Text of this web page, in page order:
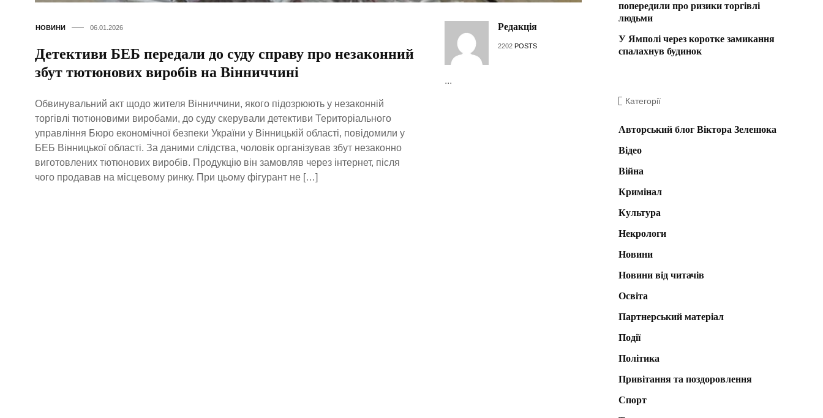
НОВИНИ 06.01.2026
Детективи БЕБ передали до суду справу про незаконний
збут тютюнових виробів на Вінниччині
Обвинувальний акт щодо жителя Вінниччини, якого підозрюють у незаконній
торгівлі тютюновими виробами, до суду скерували детективи Територіального
управління Бюро економічної безпеки України у Вінницькій області, повідомили у
БЕБ Вінницької області. За даними слідства, чоловік організував збут незаконно
виготовлених тютюнових виробів. Продукцію він замовляв через інтернет, після
чого продавав на місцевому ринку. При цьому фігурант не […]
Редакція
2202 POSTS
...
попередили про ризики торгівлі
людьми
У Ямполі через коротке замикання
спалахнув будинок
Категорії
Авторський блог Віктора Зеленюка
Відео
Війна
Кримінал
Культура
Некрологи
Новини
Новини від читачів
Освіта
Партнерський матеріал
Події
Політика
Привітання та поздоровлення
Спорт